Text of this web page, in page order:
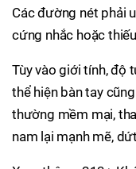
Các đường nét phải
cứng nhắc hoặc
Tùy vào giới tính, độ
thể hiện bàn tay
thường mềm mại,
nam lại mạnh mẽ,